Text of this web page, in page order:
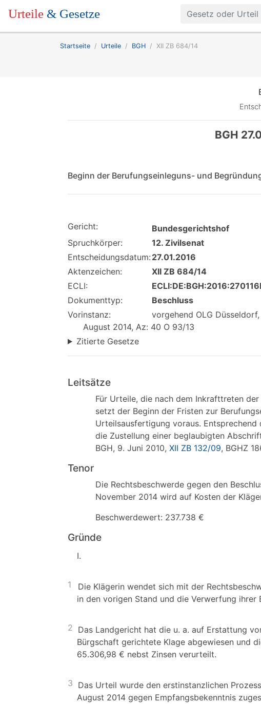
Urteile & Gesetze
Startseite Urteile BGH XII ZB 684/14
BGH
Beginn der Berufungseinleguns- und
Gericht:
Bundesgerichtshof
Spruchkörper:
12. Zivilsenat
Entscheidungsdatum: 27.01.2016
Aktenzeichen:
XII ZB 684/14
ECLI:
Dokumenttyp:
Beschluss
Vorinstanz:
vorgehend OLG
August 2014, Az: 40 O 93/13
Zitierte Gesetze
Leitsätze
Für Urteile, die nach dem Inkrafttreten
setzt der Beginn der Fristen zur
Urteilsausfertigung voraus. Entsprechend
die Zustellung einer beglaubigten
BGH, 9. Juni 2010, XII ZB 132/09, BGHZ
Tenor
Die Rechtsbeschwerde gegen den
November 2014 wird auf Kosten der
Beschwerdewert: 237.738 €
Gründe
I.
1
Die Klägerin wendet sich mit der
in den vorigen Stand und die Verwerfung ihrer
2 Das Landgericht hat die u. a. auf Erstattung
Bürgschaft gerichtete Klage abgewiesen und
65.306,98 € nebst Zinsen verurteilt.
3 Das Urteil wurde den erstinstanzlichen
August 2014 gegen Empfangsbekenntnis